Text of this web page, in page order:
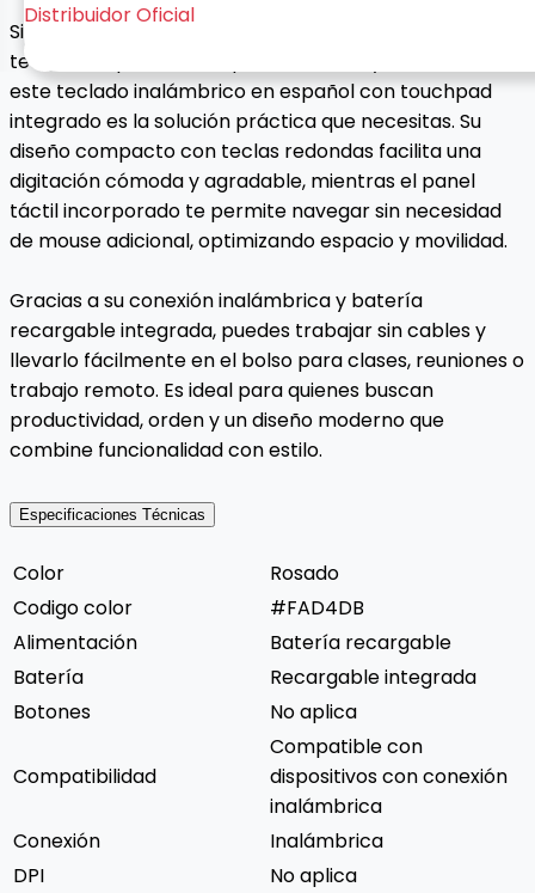
Distribuidor Oficial
Si escribes durante horas en tablet o portátil y el
teclado en pantalla te quita velocidad y comodidad,
este teclado inalámbrico en español con touchpad
integrado es la solución práctica que necesitas. Su
diseño compacto con teclas redondas facilita una
digitación cómoda y agradable, mientras el panel
táctil incorporado te permite navegar sin necesidad
de mouse adicional, optimizando espacio y movilidad.
Gracias a su conexión inalámbrica y batería
recargable integrada, puedes trabajar sin cables y
llevarlo fácilmente en el bolso para clases, reuniones o
trabajo remoto. Es ideal para quienes buscan
productividad, orden y un diseño moderno que
combine funcionalidad con estilo.
Especificaciones Técnicas
Color
Rosado
Codigo color
#FAD4DB
Alimentación
Batería recargable
Batería
Recargable integrada
Botones
No aplica
Compatibilidad
Compatible con
dispositivos con conexión
inalámbrica
Conexión
Inalámbrica
DPI
No aplica